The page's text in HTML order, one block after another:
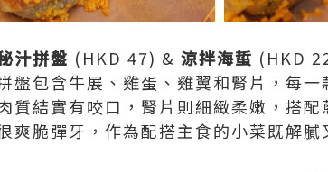
汁拼盤 (HKD 47) & 涼拌海蜇 (HKD
盤包含牛展、雞蛋、雞翼和腎片，每一
質結實有咬口，腎片則細緻柔嫩，搭配
爽脆彈牙，作為配搭主食的小菜既解膩